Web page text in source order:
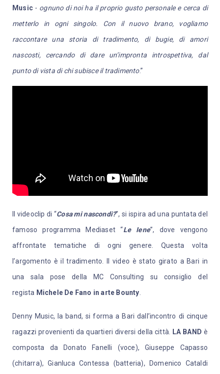
Music - ognuno di noi ha il proprio gusto personale e cerca di
metterlo in ogni singolo. Con il nuovo brano, vogliamo
raccontare una storia di tradimento, di bugie, di amori
nascosti, cercando di dare un’impronta introspettiva, dal
punto di vista di chi subisce il tradimento.”
Il videoclip di “Cosa mi nascondi?”, si ispira ad una puntata del
famoso programma Mediaset “Le Iene”, dove vengono
affrontate tematiche di ogni genere. Questa volta
l’argomento è il tradimento. Il video è stato girato a Bari in
una sala pose della MC Consulting su consiglio del
regista Michele De Fano in arte Bounty
Denny Music, la band, si forma a Bari dall’incontro di cinque
ragazzi provenienti da quartieri diversi della città.
LA BAND è
composta da
Donato Fanelli (voce), Giuseppe Capasso
(chitarra), Gianluca Contessa (batteria), Domenico Cataldi